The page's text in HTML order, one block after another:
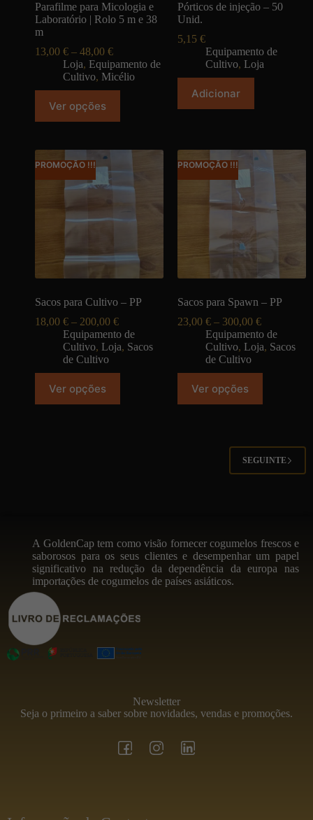
Parafilme para Micologia e
Laboratório | Rolo 5 m e 38
m
13,00 € – 48,00 €
Loja, Equipamento de
Cultivo, Micélio
Ver opções
Pórticos de injeção – 50
Unid.
5,15 €
Equipamento de
Cultivo, Loja
Adicionar
PROMOÇÃO !!!
Sacos para Cultivo – PP
18,00 € – 200,00 €
Equipamento de
Cultivo, Loja, Sacos
de Cultivo
Ver opções
PROMOÇÃO !!!
Sacos para Spawn – PP
23,00 € – 300,00 €
Equipamento de
Cultivo, Loja, Sacos
de Cultivo
Ver opções
SEGUINTE
A GoldenCap tem como visão fornecer cogumelos frescos e
saborosos para os seus clientes e desempenhar um papel
significativo na redução da dependência da europa nas
importações de cogumelos de países asiáticos.
Newsletter
Seja o primeiro a saber sobre novidades, vendas e promoções.